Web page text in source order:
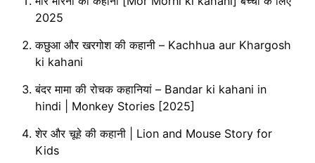
2025
कछुआ और खरगोश की कहानी – Kachhua aur Khargosh
ki kahani
बंदर मामा की रोचक कहानियां – Bandar ki kahani in
hindi | Monkey Stories [2025]
शेर और चूहे की कहानी | Lion and Mouse Story for
Kids